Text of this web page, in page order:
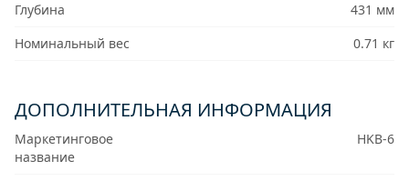
Глубина
431 мм
Номинальный вес
0.71 кг
ДОПОЛНИТЕЛЬНАЯ ИНФОРМАЦИЯ
Маркетинговое
название
HKB-6